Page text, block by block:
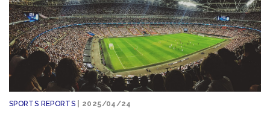
SPORTS REPORTS | 2025/04/24